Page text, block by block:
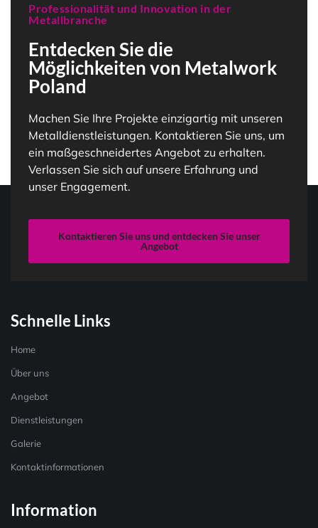
Professionalität und Innovation in der
Metallbranche
Entdecken Sie die
Möglichkeiten von Metalwork
Poland
Machen Sie Ihre Projekte einzigartig mit unseren
Metalldienstleistungen. Kontaktieren Sie uns, um
ein maßgeschneidertes Angebot zu erhalten.
Verlassen Sie sich auf unsere Erfahrung und
unser Engagement.
Kontaktieren Sie uns und entdecken Sie unser
Angebot
Schnelle Links
Home
Über uns
Angebot
Dienstleistungen
Galerie
Kontaktinformationen
Information